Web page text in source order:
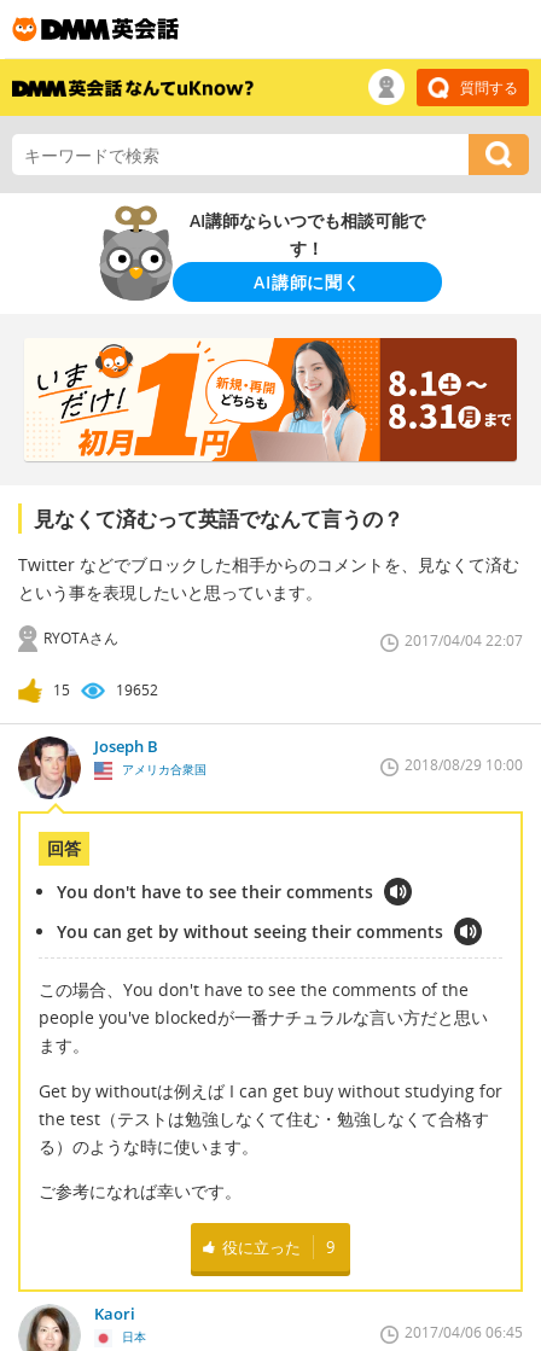
質問する
AI講師ならいつでも相談可能で
す！
AI講師に聞く
見なくて済むって英語でなんて言うの？
Twitter などでブロックした相手からのコメントを、見なくて済む
という事を表現したいと思っています。
RYOTAさん 2017/04/04 22:07
15 19652
Joseph B
アメリカ合衆国 2018/08/29 10:00
回答
You don't have to see their comments
You can get by without seeing their comments
この場合、You don't have to see the comments of the
people you've blockedが一番ナチュラルな言い方だと思い
ます。
Get by withoutは例えば I can get buy without studying for
the test（テストは勉強しなくて住む・勉強しなくて合格す
る）のような時に使います。
ご参考になれば幸いです。
役に立った 9
Kaori
日本 2017/04/06 06:45